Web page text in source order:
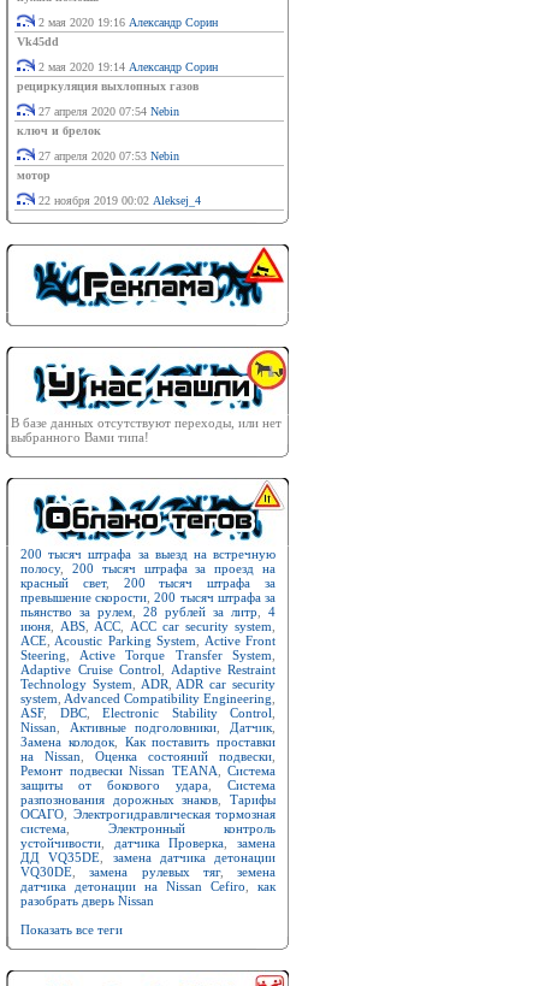
2 мая 2020 19:16 Александр Сорин
Vk45dd
2 мая 2020 19:14 Александр Сорин
рециркуляция выхлопных газов
27 апреля 2020 07:54 Nebin
ключ и брелок
27 апреля 2020 07:53 Nebin
мотор
22 ноября 2019 00:02 Aleksej_4
В базе данных отсутствуют переходы, или нет
выбранного Вами типа!
200 тысяч штрафа за выезд на встречную
полосу, 200 тысяч штрафа за проезд на
красный свет, 200 тысяч штрафа за
превышение скорости ,200 тысяч штрафа за
пьянство за рулем
28 рублей за литр
4
июня
ABS ACC ACC car security system
ACE Acoustic Parking System
Active Front
Steering
Active Torque Transfer System
Adaptive Cruise Control
Adaptive Restraint
Technology System
ADR
ADR car security
system Advanced Compatibility Engineering
ASF, DBC, Electronic Stability Control
Nissan
Активные подголовники Датчик
Замена колодок, Как поставить проставки
на Nissan
Оценка состояний подвески
Ремонт подвески Nissan TEANA
Система
защиты от бокового удара
Система
разпознования дорожных знаков ,Тарифы
ОСАГО
Электрогидравлическая тормозная
система
Электронный контроль
устойчивости
датчика Проверка ,замена
ДД VQ35DE
замена датчика детонации
VQ30DE ,замена рулевых тяг, земена
датчика детонации на Nissan Cefiro
как
разобрать дверь Nissan
Показать все теги